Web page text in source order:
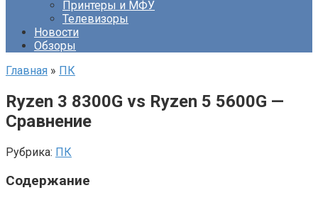
Принтеры и МФУ
Телевизоры
Новости
Обзоры
Главная » ПК
Ryzen 3 8300G vs Ryzen 5 5600G —
Сравнение
Рубрика: ПК
Содержание